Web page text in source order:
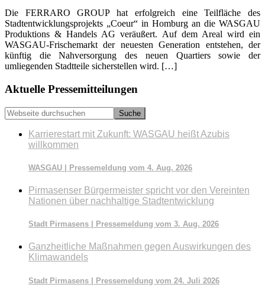
Die FERRARO GROUP hat erfolgreich eine Teilfläche des
Stadtentwicklungsprojekts „Coeur“ in Homburg an die WASGAU
Produktions & Handels AG veräußert. Auf dem Areal wird ein
WASGAU-Frischemarkt der neuesten Generation entstehen, der
künftig die Nahversorgung des neuen Quartiers sowie der
umliegenden Stadtteile sicherstellen wird. […]
Seitenspalte
Aktuelle Pressemitteilungen
Webseite
durchsuchen
Karrierestart mit Zukunft: WASGAU heißt Azubis
willkommen
WASGAU | Pressemeldung vom 4. Aug. 2026
Pirmasenser Bürgermeister spricht vor den Vereinten
Nationen über nachhaltige Stadtentwicklung
Stadt Pirmasens | Pressemeldung vom 3. Aug. 2026
Ganzheitliche Maßnahmen gegen Auswirkungen des
Klimawandels
Stadt Pirmasens | Pressemeldung vom 24. Juli 2026